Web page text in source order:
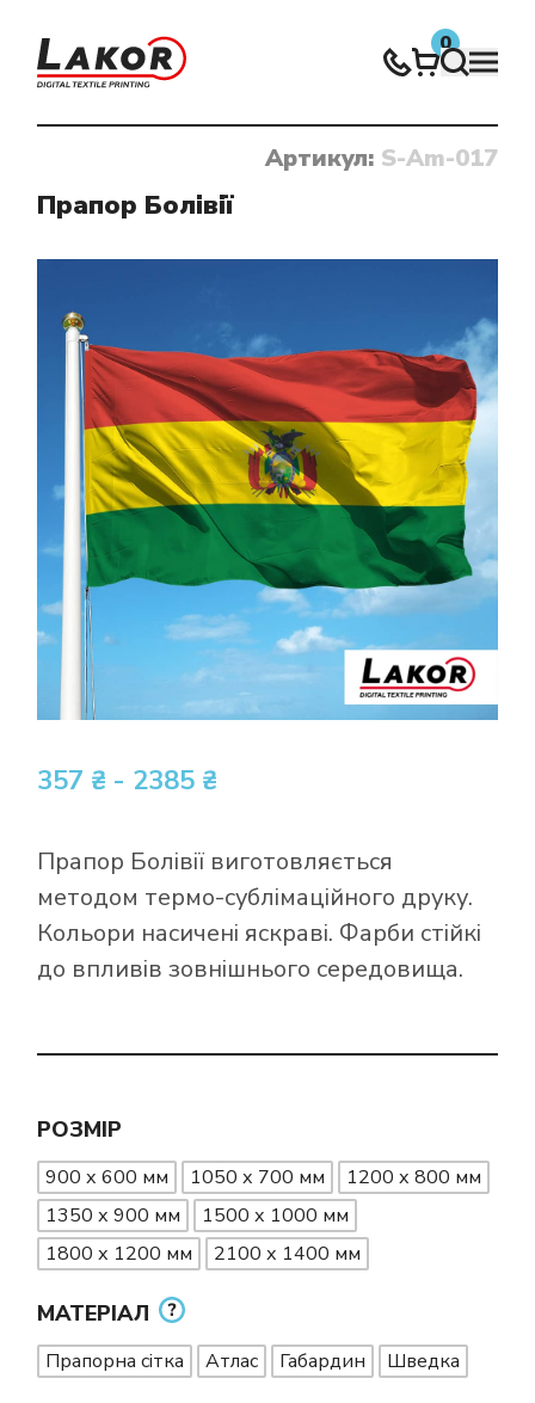
0
Нічого не знайдено
Артикул: S-Am-017
Прапор Болівії
357 ₴ - 2385 ₴
Прапор Болівії виготовляється
методом термо-сублімаційного друку.
Кольори насичені яскраві. Фарби стійкі
до впливів зовнішнього середовища.
РОЗМІР
900 х 600 мм 1050 х 700 мм
1200 х 800 мм
1350 х 900 мм
1500 х 1000 мм
1800 х 1200 мм
2100 х 1400 мм
МАТЕРІАЛ
Прапорна сітка Атлас Габардин Шведка